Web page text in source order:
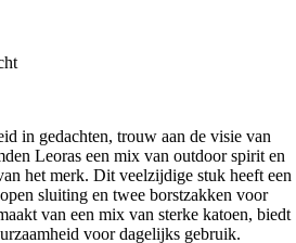
in gedachten, trouw aan de visie van
Leoras een mix van outdoor spirit en
het merk. Dit veelzijdige stuk heeft een
sluiting en twee borstzakken voor
van een mix van sterke katoen, biedt
voor dagelijks gebruik.